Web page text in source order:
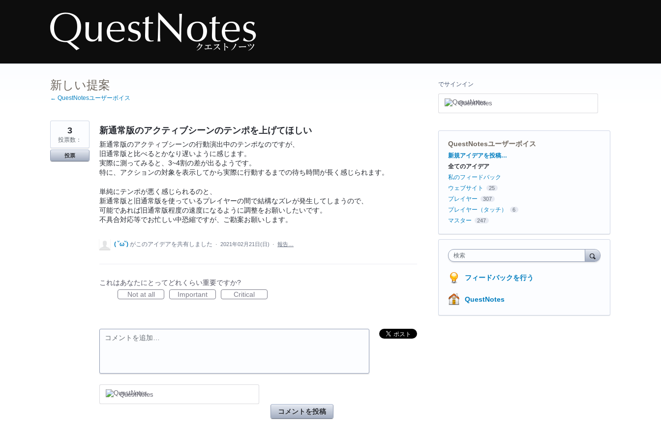
ッ
新しい提案
← QuestNotesユーザーボイス
新通常版のアクティブシーンのテンポを上げてほしい
新通常版のアクティブシーンの行動演出中のテンポなのですが、
旧通常版と比べるとかなり遅いように感じます。
実際に測ってみると、3~4割の差が出るようです。
特に、アクションの対象を表示してから実際に行動するまでの待ち時間が長く感じられます。
単純にテンポが悪く感じられるのと、
新通常版と旧通常版を使っているプレイヤーの間で結構なズレが発生してしまうので、
可能であれば旧通常版程度の速度になるように調整をお願いしたいです。
不具合対応等でお忙しい中恐縮ですが、ご勘案お願いします。
3
投票数：
投票
( ˘ω˘) がこのアイデアを共有しました · 2021年02月21日(日) · 報告…
これはあなたにとってどれくらい重要ですか?
Not at all
Important Critical
コメントを追加…
QuestNotes
コメントを投稿
でサインイン
QuestNotes
QuestNotesユーザーボイス
カ
テ
ゴ
新規アイデアを投稿…
全てのアイデア
私のフィードバック
ウェブサイト
25
プレイヤー 307
プレイヤー（タッチ） 6
マスター 247
検索
フィードバックを行う
QuestNotes